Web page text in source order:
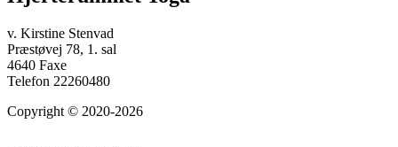
v. Kirstine Stenvad
Præstøvej 78, 1. sal
4640 Faxe
Telefon 22260480
Copyright © 2020-2026